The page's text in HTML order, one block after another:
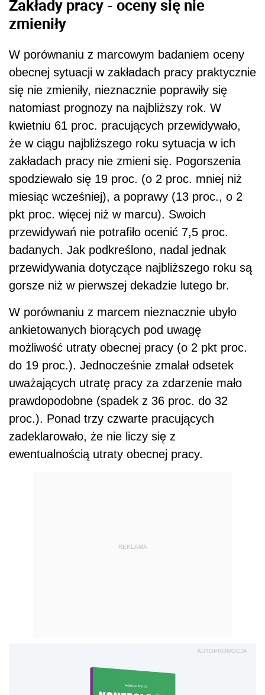
Zakłady pracy - oceny się nie
zmieniły
W porównaniu z marcowym badaniem oceny
obecnej sytuacji w zakładach pracy praktycznie
się nie zmieniły, nieznacznie poprawiły się
natomiast prognozy na najbliższy rok. W
kwietniu 61 proc. pracujących przewidywało,
że w ciągu najbliższego roku sytuacja w ich
zakładach pracy nie zmieni się. Pogorszenia
spodziewało się 19 proc. (o 2 proc. mniej niż
miesiąc wcześniej), a poprawy (13 proc., o 2
pkt proc. więcej niż w marcu). Swoich
przewidywań nie potrafiło ocenić 7,5 proc.
badanych. Jak podkreślono, nadal jednak
przewidywania dotyczące najbliższego roku są
gorsze niż w pierwszej dekadzie lutego br.
W porównaniu z marcem nieznacznie ubyło
ankietowanych biorących pod uwagę
możliwość utraty obecnej pracy (o 2 pkt proc.
do 19 proc.). Jednocześnie zmalał odsetek
uważających utratę pracy za zdarzenie mało
prawdopodobne (spadek z 36 proc. do 32
proc.). Ponad trzy czwarte pracujących
zadeklarowało, że nie liczy się z
ewentualnością utraty obecnej pracy.
REKLAMA
AUTOPROMOCJA